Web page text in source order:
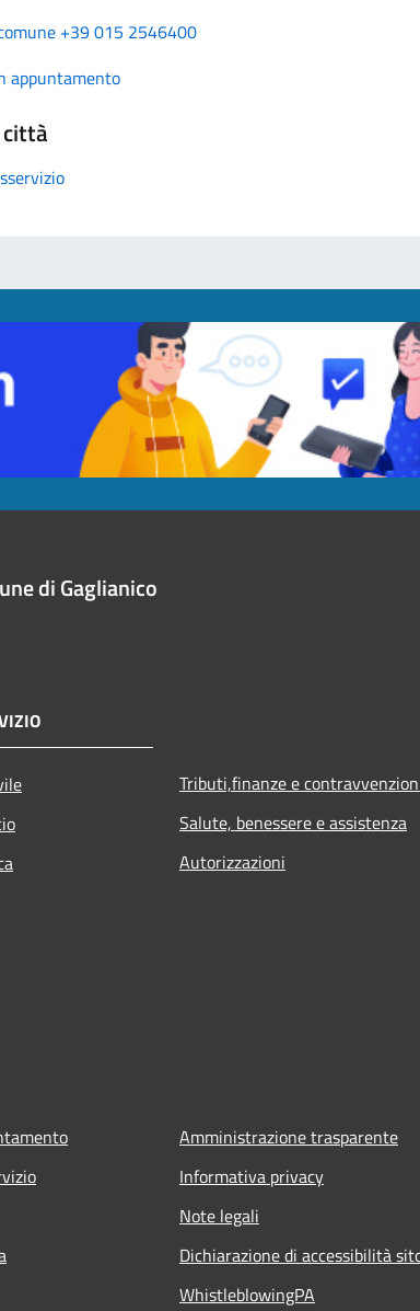
+39 015 2546400
appuntamento
di Gaglianico
Tributi,finanze e
Salute, benessere e assistenza
Autorizzazioni
Amministrazione trasparente
Informativa privacy
Note legali
Dichiarazione di accessibilità
WhistleblowingPA